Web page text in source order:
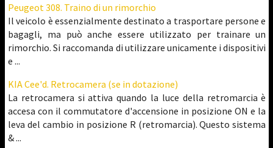
Peugeot 308. Traino di un rimorchio
Il veicolo è essenzialmente destinato a trasportare persone e
bagagli, ma può anche essere utilizzato per trainare un
rimorchio. Si raccomanda di utilizzare unicamente i dispositivi
e ...
KIA Cee'd. Retrocamera (se in dotazione)
La retrocamera si attiva quando la luce della retromarcia è
accesa con il commutatore d'accensione in posizione ON e la
leva del cambio in posizione R (retromarcia). Questo sistema
& ...